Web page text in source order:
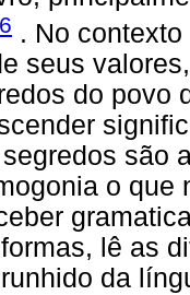
. No
seus
do povo
são
o que
lê as
da